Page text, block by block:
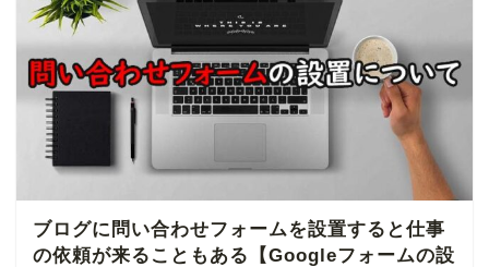
ブログに問い合わせフォームを設置すると仕事
の依頼が来ることもある【Googleフォームの設